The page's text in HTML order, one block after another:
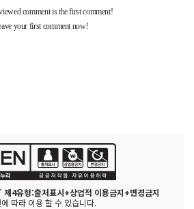
제4유형:출처표시+상업적 이용금지+변경금지
따라 이용 할 수 있습니다.